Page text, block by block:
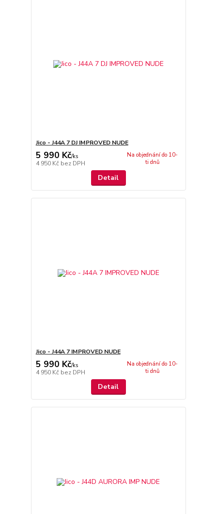
Jico - J44A 7 DJ IMPROVED NUDE
5 990 Kč/ks
4 950 Kč bez DPH
Na objednání do 10-
ti dnů
Detail
Jico - J44A 7 IMPROVED NUDE
5 990 Kč/ks
4 950 Kč bez DPH
Na objednání do 10-
ti dnů
Detail